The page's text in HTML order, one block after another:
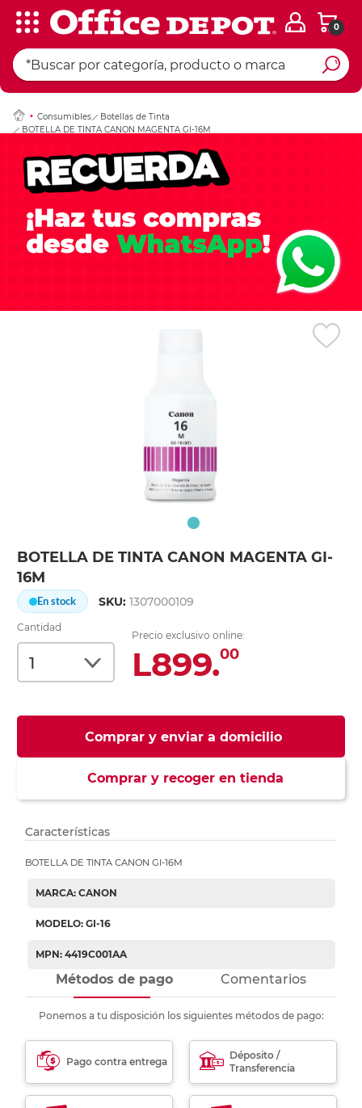
0
Consumibles
Botellas de Tinta
BOTELLA DE TINTA CANON MAGENTA GI-16M
BOTELLA DE TINTA CANON MAGENTA GI-
16M
En stock SKU:1307000109
Cantidad
Precio exclusivo online:
L899.00
Comprar y enviar a domicilio
Comprar y recoger en tienda
Ingresar Codigo
Características
BOTELLA DE TINTA CANON GI-16M
MARCA: CANON
MODELO: GI-16
MPN: 4419C001AA
Métodos de pago Comentarios
Ponemos a tu disposición los siguientes métodos de pago:
Pago contra entrega
Déposito /
Transferencia